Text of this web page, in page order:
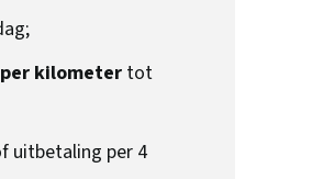
kilometer tot
uitbetaling per 4